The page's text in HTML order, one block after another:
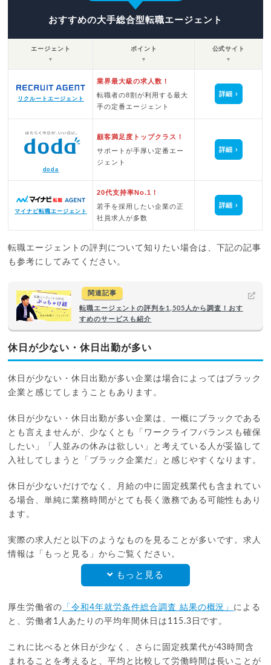
おすすめの大手総合型転職エージェント
エージェント
▼
ポイント
▼
公式サイト
▼
リクルートエージェント
業界最大級の求人数！
転職者の8割が利用する最大
手の定番エージェント
詳細
doda
顧客満足度トップクラス！
サポートが手厚い定番エー
ジェント
詳細
マイナビ転職エージェント
20代支持率No.1！
若手を採用したい企業の正
社員求人が多数
詳細
転職エージェントの評判について知りたい場合は、下記の記事
も参考にしてみてください。
関連記事
転職エージェントの評判を1,505人から調査！おす
すめのサービスも紹介
休日が少ない・休日出勤が多い
休日が少ない・休日出勤が多い企業は場合によってはブラック
企業と感じてしまうこともあります。
休日が少ない・休日出勤が多い企業は、一概にブラックである
とも言えませんが、少なくとも「ワークライフバランスも確保
したい」「人並みの休みは欲しい」と考えている人が妥協して
入社してしまうと「ブラック企業だ」と感じやすくなります。
休日が少ないだけでなく、月給の中に固定残業代も含まれてい
る場合、単純に業務時間がとても長く激務である可能性もあり
ます。
実際の求人だと以下のようなものを見ることが多いです。求人
情報は「もっと見る」からご覧ください。
もっと見る
厚生労働省の 「令和4年就労条件総合調査 結果の概況」 による
と、労働者1人あたりの平均年間休日は115.3日です。
これに比べると休日が少なく、さらに固定残業代が43時間含
まれることを考えると、平均と比較して労働時間は長いことが